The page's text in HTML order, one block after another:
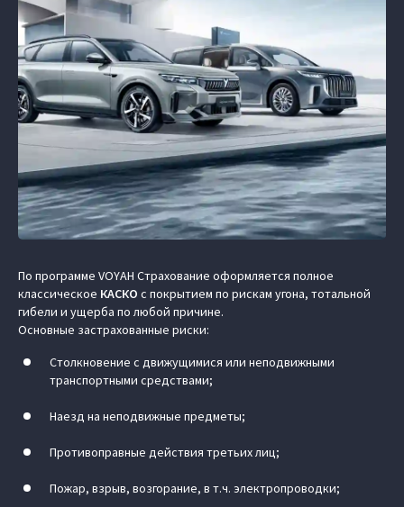
По программе VOYAH Страхование оформляется полное
классическое КАСКО с покрытием по рискам угона, тотальной
гибели и ущерба по любой причине.
Основные застрахованные риски:
Столкновение с движущимися или неподвижными
транспортными средствами;
Наезд на неподвижные предметы;
Противоправные действия третьих лиц;
Пожар, взрыв, возгорание, в т.ч. электропроводки;